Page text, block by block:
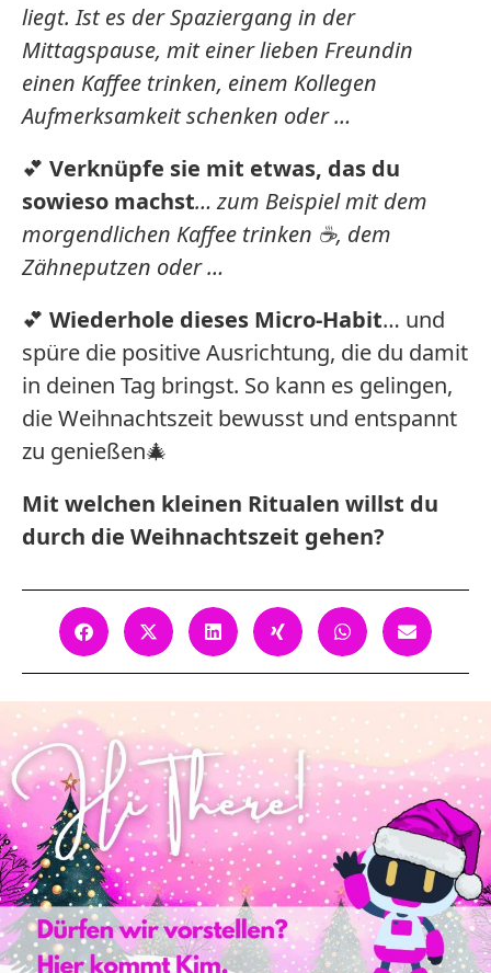
liegt. Ist es der Spaziergang in der
Mittagspause, mit einer lieben Freundin
einen Kaffee trinken, einem Kollegen
Aufmerksamkeit schenken oder …
💕 Verknüpfe sie mit etwas, das du
sowieso machst… zum Beispiel mit dem
morgendlichen Kaffee trinken ☕️, dem
Zähneputzen oder …
💕 Wiederhole dieses Micro-Habit… und
spüre die positive Ausrichtung, die du damit
in deinen Tag bringst. So kann es gelingen,
die Weihnachtszeit bewusst und entspannt
zu genießen🎄
Mit welchen kleinen Ritualen willst du
durch die Weihnachtszeit gehen?